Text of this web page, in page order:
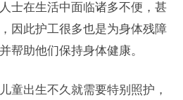
士在生活中面临诸多不便，甚
因此护工很多也是为身体残障
帮助他们保持身体健康。
童出生不久就需要特别照护，